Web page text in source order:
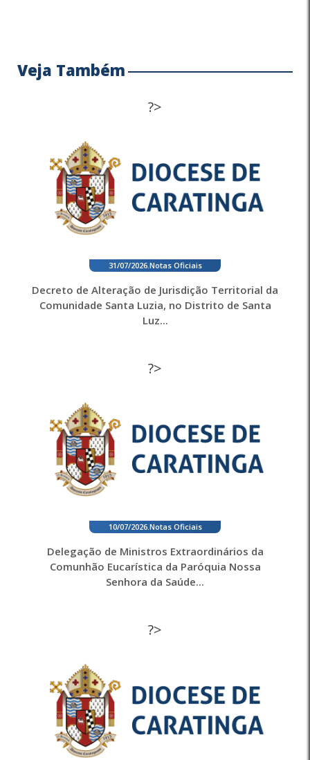
Veja Também
?>
31/07/2026. Notas Oficiais
Decreto de Alteração de Jurisdição Territorial da
Comunidade Santa Luzia, no Distrito de Santa
Luz...
?>
10/07/2026. Notas Oficiais
Delegação de Ministros Extraordinários da
Comunhão Eucarística da Paróquia Nossa
Senhora da Saúde...
?>